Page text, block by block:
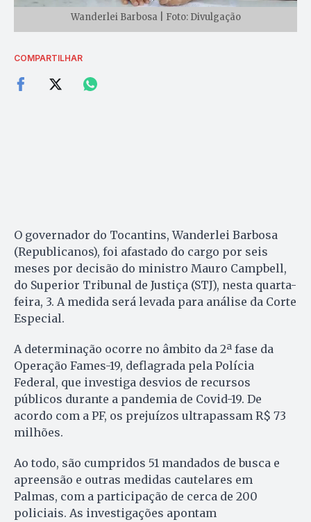
Wanderlei Barbosa | Foto: Divulgação
COMPARTILHAR
O governador do Tocantins, Wanderlei Barbosa
(Republicanos), foi afastado do cargo por seis
meses por decisão do ministro Mauro Campbell,
do Superior Tribunal de Justiça (STJ), nesta quarta-
feira, 3. A medida será levada para análise da Corte
Especial.
A determinação ocorre no âmbito da 2ª fase da
Operação Fames-19, deflagrada pela Polícia
Federal, que investiga desvios de recursos
públicos durante a pandemia de Covid-19. De
acordo com a PF, os prejuízos ultrapassam R$ 73
milhões.
Ao todo, são cumpridos 51 mandados de busca e
apreensão e outras medidas cautelares em
Palmas, com a participação de cerca de 200
policiais. As investigações apontam